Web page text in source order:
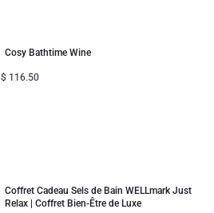
Cosy Bathtime Wine
$ 116.50
Coffret Cadeau Sels de Bain WELLmark Just
Relax | Coffret Bien-Être de Luxe